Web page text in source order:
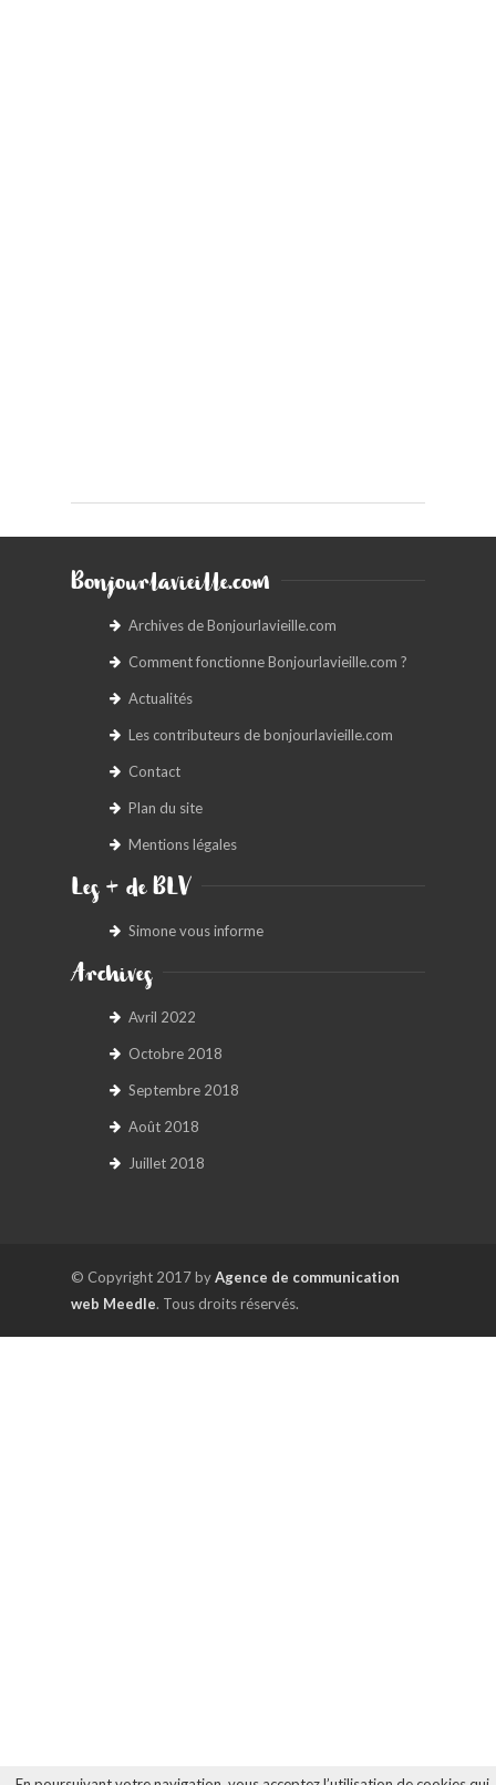
Bonjourlavieille.com
Archives de Bonjourlavieille.com
Comment fonctionne Bonjourlavieille.com ?
Actualités
Les contributeurs de bonjourlavieille.com
Contact
Plan du site
Mentions légales
Les + de BLV
Simone vous informe
Archives
Avril 2022
Octobre 2018
Septembre 2018
Août 2018
Juillet 2018
© Copyright 2017 byAgence de communication
web Meedle. Tous droits réservés.